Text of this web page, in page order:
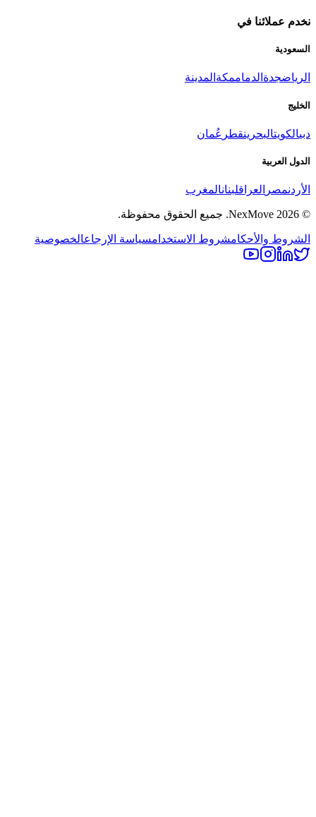
نخدم عملائنا في
السعودية
الرياضجدة الدماممكة المدينة
الخليج
دبيالكويتالبحرينقطر عُمان
الدول العربية
الأردنمصر العراقلبنانالمغرب
©
2026 جميع الحقوق محفوظة.
الشروط والأحكامشروط الاستخدامسياسة الإرجاعالخصوصية